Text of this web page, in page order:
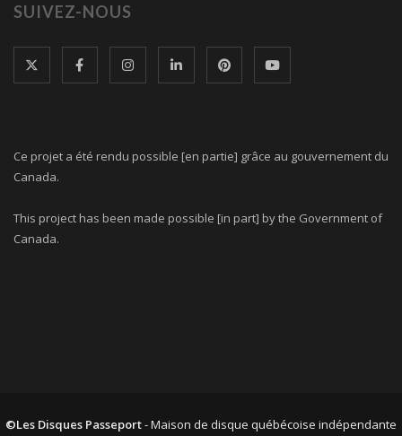
SUIVEZ-NOUS
Ce projet a été rendu possible [en partie] grâce au gouvernement du
Canada.
This project has been made possible [in part] by the Government of
Canada.
©Les Disques Passeport- Maison de disque québécoise indépendante